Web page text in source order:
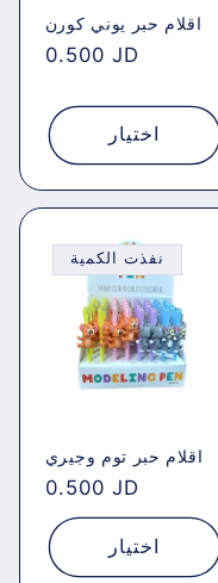
اقلام حبر يوني كورن
Regular
0.500 JD
اختيار
نفذت الكمية
اقلام حبر توم وجيري
Regular
price
0.500 JD
اختيار